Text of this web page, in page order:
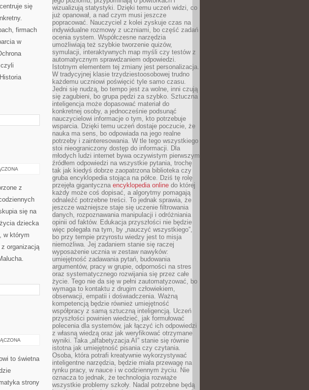
się
firmach
w
z
się na
dziecka
w którym
organizacją
to świetna
strony
wizualizują statystyki. Dzięki temu uczeń widzi, co
już opanował, a nad czym musi jeszcze
popracować. Nauczyciel z kolei zyskuje czas na
indywidualne rozmowy z uczniami, bo część zadań
ocenia system. Współczesne narzędzia
umożliwiają też szybkie tworzenie quizów,
symulacji, interaktywnych map myśli czy testów z
automatycznym sprawdzaniem odpowiedzi.
Istotnym elementem tej zmiany jest personalizacja.
W tradycyjnej klasie trzydziestoosobowej trudno
każdemu uczniowi poświęcić tyle samo czasu.
Jedni się nudzą, bo tempo jest za wolne, inni czują
się zagubieni, bo grupa pędzi za szybko. Sztuczna
inteligencja może dopasować materiał do
konkretnej osoby, a jednocześnie podsunąć
nauczycielowi informacje o tym, kto potrzebuje
wsparcia. Dzięki temu uczeń dostaje poczucie, że
nauka ma sens, bo odpowiada na jego realne
potrzeby i zainteresowania. W tle tego wszystkiego
stoi nieograniczony dostęp do informacji. Dla
młodych ludzi internet bywa oczywistym pierwszym
źródłem odpowiedzi na wszystkie pytania, trochę
tak jak kiedyś dobrze zaopatrzona biblioteka czy
gruba encyklopedia stojąca na półce. Dziś tę rolę
przejęła gigantyczna encyklopedia online do której
każdy może coś dopisać, a algorytmy pomagają
odnaleźć potrzebne treści. To jednak sprawia, że
jeszcze ważniejsze staje się uczenie filtrowania
danych, rozpoznawania manipulacji i odróżniania
opinii od faktów. Edukacja przyszłości nie będzie
więc polegała na tym, by „nauczyć wszystkiego”,
bo przy tempie przyrostu wiedzy jest to misja
niemożliwa. Jej zadaniem stanie się raczej
wyposażenie ucznia w zestaw nawyków:
umiejętność zadawania pytań, budowania
argumentów, pracy w grupie, odporności na stres
oraz systematycznego rozwijania się przez całe
życie. Tego nie da się w pełni zautomatyzować, bo
wymaga to kontaktu z drugim człowiekiem,
obserwacji, empatii i doświadczenia. Ważną
kompetencją będzie również umiejętność
współpracy z samą sztuczną inteligencją. Uczeń
przyszłości powinien wiedzieć, jak formułować
polecenia dla systemów, jak łączyć ich odpowiedzi
z własną wiedzą oraz jak weryfikować otrzymane
wyniki. Taka „alfabetyzacja AI” stanie się równie
istotna jak umiejętność pisania czy czytania.
Osoba, która potrafi kreatywnie wykorzystywać
inteligentne narzędzia, będzie miała przewagę na
rynku pracy, w nauce i w codziennym życiu. Nie
oznacza to jednak, że technologia rozwiąże
wszystkie problemy szkoły. Nadal potrzebne będą